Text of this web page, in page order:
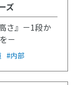
ズ
さ』－1段か
－
#内部